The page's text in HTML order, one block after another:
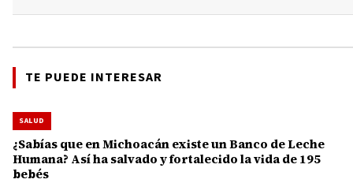
TE PUEDE INTERESAR
SALUD
¿Sabías que en Michoacán existe un Banco de Leche
Humana? Así ha salvado y fortalecido la vida de 195
bebés